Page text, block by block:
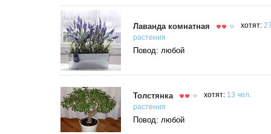
Лаванда комнатная хотят:
растения
Повод: любой
Толстянка хотят: 13 чел.
растения
Повод: любой